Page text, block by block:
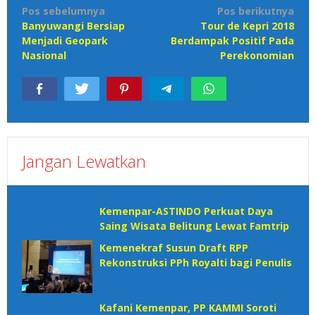
Navigasi
pos
Pos sebelumnya
Banyuwangi Bersiap
Menjadi Geopark
Nasional
Pos berikutnya
Tour de Kepri 2018
Berdampak Positif Pada
Perekonomian
Jangan Lewatkan
Kemenpar-ASTINDO Perkuat Daya
Saing Wisata Belitung Lewat Famtrip
Kemenekraf Susun Draft RPP
Rekonstruksi PPh Royalti bagi Penulis
Kafani Kemenpar, PP KAMMI Soroti